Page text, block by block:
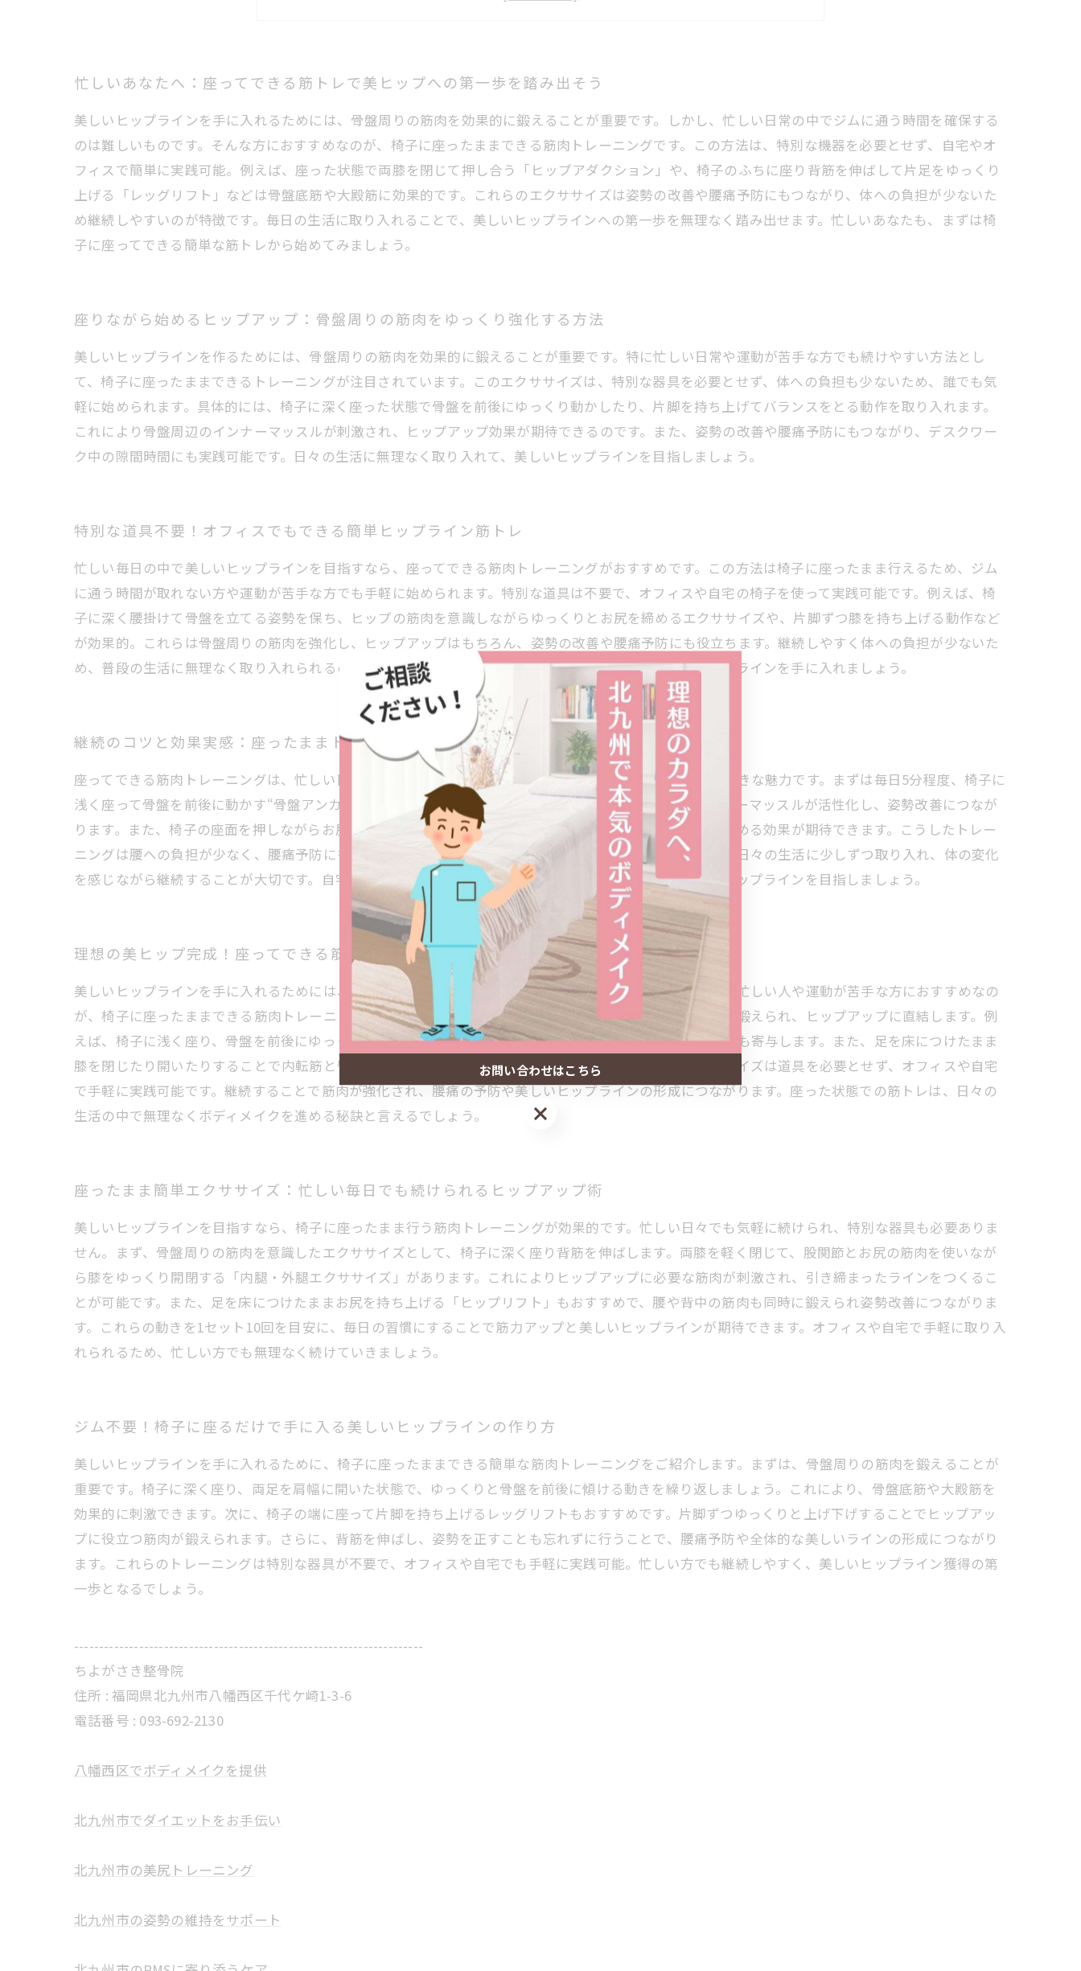
ジム不要！椅子に座るだけで手に入る美しいヒップラインの作り方
忙しいあなたへ：座ってできる筋トレで美ヒップへの第一歩を踏み出そう
美しいヒップラインを手に入れるためには、骨盤周りの筋肉を効果的に鍛えることが重要です。しかし、忙しい日常の中でジムに通う時間を確保する
のは難しいものです。そんな方におすすめなのが、椅子に座ったままできる筋肉トレーニングです。この方法は、特別な機器を必要とせず、自宅やオ
フィスで簡単に実践可能。例えば、座った状態で両膝を閉じて押し合う「ヒップアダクション」や、椅子のふちに座り背筋を伸ばして片足をゆっくり
上げる「レッグリフト」などは骨盤底筋や大殿筋に効果的です。これらのエクササイズは姿勢の改善や腰痛予防にもつながり、体への負担が少ないた
め継続しやすいのが特徴です。毎日の生活に取り入れることで、美しいヒップラインへの第一歩を無理なく踏み出せます。忙しいあなたも、まずは椅
子に座ってできる簡単な筋トレから始めてみましょう。
座りながら始めるヒップアップ：骨盤周りの筋肉をゆっくり強化する方法
美しいヒップラインを作るためには、骨盤周りの筋肉を効果的に鍛えることが重要です。特に忙しい日常や運動が苦手な方でも続けやすい方法とし
て、椅子に座ったままできるトレーニングが注目されています。このエクササイズは、特別な器具を必要とせず、体への負担も少ないため、誰でも気
軽に始められます。具体的には、椅子に深く座った状態で骨盤を前後にゆっくり動かしたり、片脚を持ち上げてバランスをとる動作を取り入れます。
これにより骨盤周辺のインナーマッスルが刺激され、ヒップアップ効果が期待できるのです。また、姿勢の改善や腰痛予防にもつながり、デスクワー
ク中の隙間時間にも実践可能です。日々の生活に無理なく取り入れて、美しいヒップラインを目指しましょう。
特別な道具不要！オフィスでもできる簡単ヒップライン筋トレ
忙しい毎日の中で美しいヒップラインを目指すなら、座ってできる筋肉トレーニングがおすすめです。この方法は椅子に座ったまま行えるため、ジム
に通う時間が取れない方や運動が苦手な方でも手軽に始められます。特別な道具は不要で、オフィスや自宅の椅子を使って実践可能です。例えば、椅
子に深く腰掛けて骨盤を立てる姿勢を保ち、ヒップの筋肉を意識しながらゆっくりとお尻を締めるエクササイズや、片脚ずつ膝を持ち上げる動作など
が効果的。これらは骨盤周りの筋肉を強化し、ヒップアップはもちろん、姿勢の改善や腰痛予防にも役立ちます。継続しやすく体への負担が少ないた
め、普段の生活に無理なく取り入れられるのも魅力です。座ったままできる簡単な筋トレで、美しいヒップラインを手に入れましょう。
継続のコツと効果実感：座ったままトレーニングで姿勢改善と腰痛予防を目指す
座ってできる筋肉トレーニングは、忙しい日常でも無理なく続けられるため、継続のハードルが低いのが大きな魅力です。まずは毎日5分程度、椅子に
浅く座って骨盤を前後に動かす“骨盤アンカリング”を取り入れてみましょう。これにより骨盤周りのインナーマッスルが活性化し、姿勢改善につなが
ります。また、椅子の座面を押しながらお尻の筋肉に力を入れる“ヒッププレス”は、ヒップラインを引き締める効果が期待できます。こうしたトレー
ニングは腰への負担が少なく、腰痛予防にも役立つのが特徴です。効果を実感するためには、無理をせずに日々の生活に少しずつ取り入れ、体の変化
を感じながら継続することが大切です。自宅やオフィスで簡単にできるこれらのエクササイズで、美しいヒップラインを目指しましょう。
理想の美ヒップ完成！座ってできる筋トレでボディメイクを成功させる秘訣
美しいヒップラインを手に入れるためには、日常に無理なく取り入れられるトレーニングが重要です。特に忙しい人や運動が苦手な方におすすめなの
が、椅子に座ったままできる筋肉トレーニングです。この方法は、骨盤周りの筋肉や臀部の筋肉を効果的に鍛えられ、ヒップアップに直結します。例
えば、椅子に浅く座り、骨盤を前後にゆっくり動かす骨盤傾斜運動は、骨盤周辺の筋肉を動かし姿勢改善にも寄与します。また、足を床につけたまま
膝を閉じたり開いたりすることで内転筋と臀筋を刺激し、引き締め効果が期待できます。これらのエクササイズは道具を必要とせず、オフィスや自宅
で手軽に実践可能です。継続することで筋肉が強化され、腰痛の予防や美しいヒップラインの形成につながります。座った状態での筋トレは、日々の
生活の中で無理なくボディメイクを進める秘訣と言えるでしょう。
座ったまま簡単エクササイズ：忙しい毎日でも続けられるヒップアップ術
美しいヒップラインを目指すなら、椅子に座ったまま行う筋肉トレーニングが効果的です。忙しい日々でも気軽に続けられ、特別な器具も必要ありま
せん。まず、骨盤周りの筋肉を意識したエクササイズとして、椅子に深く座り背筋を伸ばします。両膝を軽く閉じて、股関節とお尻の筋肉を使いなが
ら膝をゆっくり開閉する「内腿・外腿エクササイズ」があります。これによりヒップアップに必要な筋肉が刺激され、引き締まったラインをつくるこ
とが可能です。また、足を床につけたままお尻を持ち上げる「ヒップリフト」もおすすめで、腰や背中の筋肉も同時に鍛えられ姿勢改善につながりま
す。これらの動きを1セット10回を目安に、毎日の習慣にすることで筋力アップと美しいヒップラインが期待できます。オフィスや自宅で手軽に取り入
れられるため、忙しい方でも無理なく続けていきましょう。
ジム不要！椅子に座るだけで手に入る美しいヒップラインの作り方
美しいヒップラインを手に入れるために、椅子に座ったままできる簡単な筋肉トレーニングをご紹介します。まずは、骨盤周りの筋肉を鍛えることが
重要です。椅子に深く座り、両足を肩幅に開いた状態で、ゆっくりと骨盤を前後に傾ける動きを繰り返しましょう。これにより、骨盤底筋や大殿筋を
効果的に刺激できます。次に、椅子の端に座って片脚を持ち上げるレッグリフトもおすすめです。片脚ずつゆっくりと上げ下げすることでヒップアッ
プに役立つ筋肉が鍛えられます。さらに、背筋を伸ばし、姿勢を正すことも忘れずに行うことで、腰痛予防や全体的な美しいラインの形成につながり
ます。これらのトレーニングは特別な器具が不要で、オフィスや自宅でも手軽に実践可能。忙しい方でも継続しやすく、美しいヒップライン獲得の第
一歩となるでしょう。
----------------------------------------------------------------------
ちよがさき整骨院
住所 : 福岡県北九州市八幡西区千代ケ崎1-3-6
電話番号 : 093-692-2130
八幡西区でボディメイクを提供
北九州市でダイエットをお手伝い
北九州市の美尻トレーニング
北九州市の姿勢の維持をサポート
お問い合わせはこちら
お問い合わせはこちら